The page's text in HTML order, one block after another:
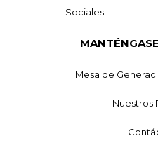
Sociales
Mesa de
Nuestros